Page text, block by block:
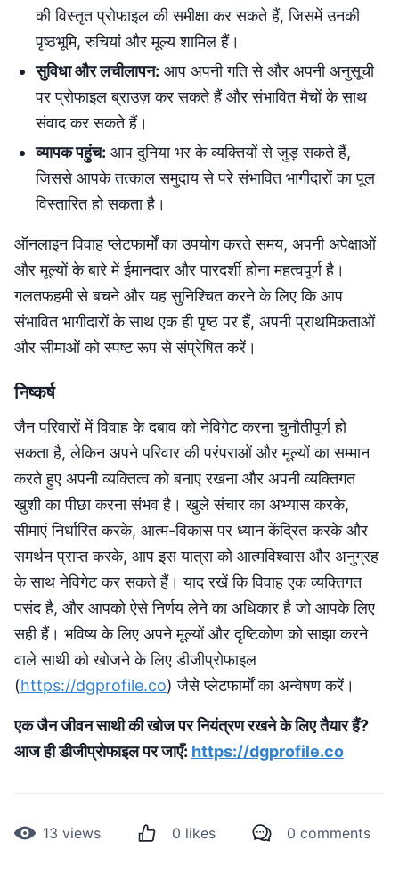
की विस्तृत प्रोफाइल की समीक्षा कर सकते हैं, जिसमें उनकी
पृष्ठभूमि, रुचियां और मूल्य शामिल हैं।
सुविधा और लचीलापन: आप अपनी गति से और अपनी अनुसूची
पर प्रोफाइल ब्राउज़ कर सकते हैं और संभावित मैचों के साथ
संवाद कर सकते हैं।
व्यापक पहुंच: आप दुनिया भर के व्यक्तियों से जुड़ सकते हैं,
जिससे आपके तत्काल समुदाय से परे संभावित भागीदारों का पूल
विस्तारित हो सकता है।
ऑनलाइन विवाह प्लेटफार्मों का उपयोग करते समय, अपनी अपेक्षाओं
और मूल्यों के बारे में ईमानदार और पारदर्शी होना महत्वपूर्ण है।
गलतफहमी से बचने और यह सुनिश्चित करने के लिए कि आप
संभावित भागीदारों के साथ एक ही पृष्ठ पर हैं, अपनी प्राथमिकताओं
और सीमाओं को स्पष्ट रूप से संप्रेषित करें।
निष्कर्ष
जैन परिवारों में विवाह के दबाव को नेविगेट करना चुनौतीपूर्ण हो
सकता है, लेकिन अपने परिवार की परंपराओं और मूल्यों का सम्मान
करते हुए अपनी व्यक्तित्व को बनाए रखना और अपनी व्यक्तिगत
खुशी का पीछा करना संभव है। खुले संचार का अभ्यास करके,
सीमाएं निर्धारित करके, आत्म-विकास पर ध्यान केंद्रित करके और
समर्थन प्राप्त करके, आप इस यात्रा को आत्मविश्वास और अनुग्रह
के साथ नेविगेट कर सकते हैं। याद रखें कि विवाह एक व्यक्तिगत
पसंद है, और आपको ऐसे निर्णय लेने का अधिकार है जो आपके लिए
सही हैं। भविष्य के लिए अपने मूल्यों और दृष्टिकोण को साझा करने
वाले साथी को खोजने के लिए डीजीप्रोफाइल
(https://dgprofile.co) जैसे प्लेटफार्मों का अन्वेषण करें।
एक जैन जीवन साथी की खोज पर नियंत्रण रखने के लिए तैयार हैं?
आज ही डीजीप्रोफाइल पर जाएँ: https://dgprofile.co
13 views 0 likes 0 comments